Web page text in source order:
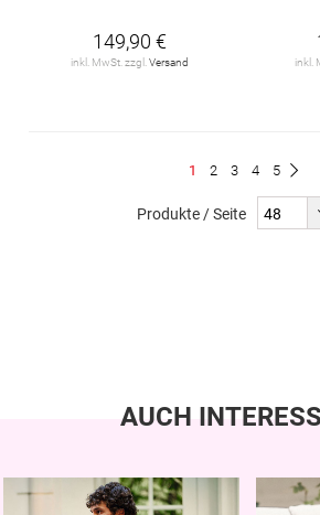
149,90 €
inkl. MwSt. zzgl. Versand inkl.
Du
1 Seite
2 Seite
3 Seite
4 Seite
5
Produkte / Seite
AUCH